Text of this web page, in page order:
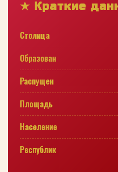
★ Краткие
Столица
Образован
Распущен
Площадь
Население
Республик